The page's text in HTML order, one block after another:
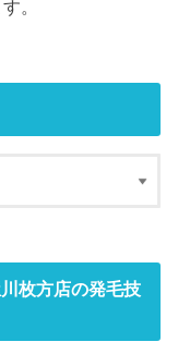
。
枚方店の発毛技